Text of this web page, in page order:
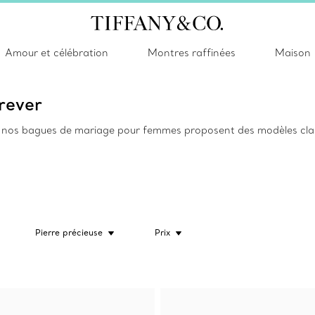
Amour et célébration Montres raffinées Maison
bagues de mariage pour femmes proposent des modèles
Pierre précieuse Prix